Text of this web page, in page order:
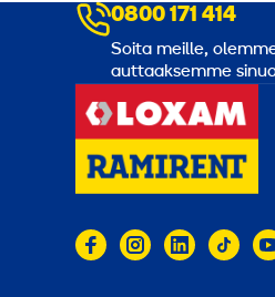
0800 171 414
Soita meille,
auttaaksemme